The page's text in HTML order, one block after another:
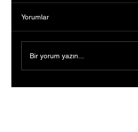
Yorumlar
Bir yorum yazın...